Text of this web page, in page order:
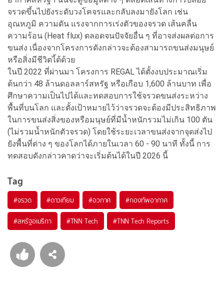
จรวดขึ้นไปยังระดับวงโคจรและกลับลงมายังโลก เช่น
อุณหภูมิ ความดัน แรงจากการเร่งตัวของจรวด เส้นคลื่น
ความร้อน (Heat flux) ตลอดจนปัจจัยอื่น ๆ ที่อาจส่งผลต่อการ
ขนส่ง เนื่องจากโครงการดังกล่าวจะต้องสามารถขนส่งมนุษย์
หรือสิ่งมีชีวิตไ้ด้ด้วย
ในปี 2022 ที่ผ่านมา โครงการ REGAL ได้ตั้งงบประมาณเริ่ม
ต้นกว่า 48 ล้านดอลลาร์สหรัฐ หรือเกือบ 1,600 ล้านบาท เพื่อ
ศึกษาความเป็นไปได้และทดสอบการใช้จรวดขนส่งระหว่าง
พื้นที่บนโลก และตั้งเป้าหมายไว้ว่าจรวดจะต้องมีประสิทธิภาพ
ในการขนส่งสิ่งของหรือมนุษย์ที่มีน้ำหนักรวมไม่เกิน 100 ตัน
(ไม่รวมน้ำหนักตัวจรวด) โดยใช้ระยะเวลาขนส่งจากจุดส่งไป
ยังพื้นที่ต่าง ๆ ของโลกได้ภายในเวลา 60 - 90 นาที ทั้งนี้ การ
ทดสอบดังกล่าวคาดว่าจะเริ่มต้นได้ในปี 2026 นี้
Tag
#จรวด #ดาวเทียม #อวกาศ #กองทัพอากาศ
#สหรัฐอเมริกา #TNN Tech #TNN Tech Reports